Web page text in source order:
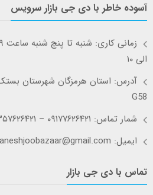
آسوده خاطر با دی جی بازار سرویس
الی ۱۰
G58
شمار تماس: ۰۹۱۷۷۶۲۶۴۲۱ – ۰۹۳۵۷۶۲۶۴۲۱
ایمیل: daneshjoobazaar@gmail.com
تماس با دی جی بازار